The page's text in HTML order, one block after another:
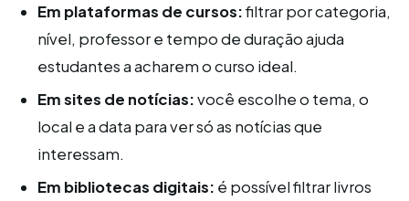
Em plataformas de cursos:filtrar por categoria,
nível, professor e tempo de duração ajuda
estudantes a acharem o curso ideal.
Em sites de notícias:você escolhe o tema, o
local e a data para ver só as notícias que
interessam.
Em bibliotecas digitais: é possível filtrar livros